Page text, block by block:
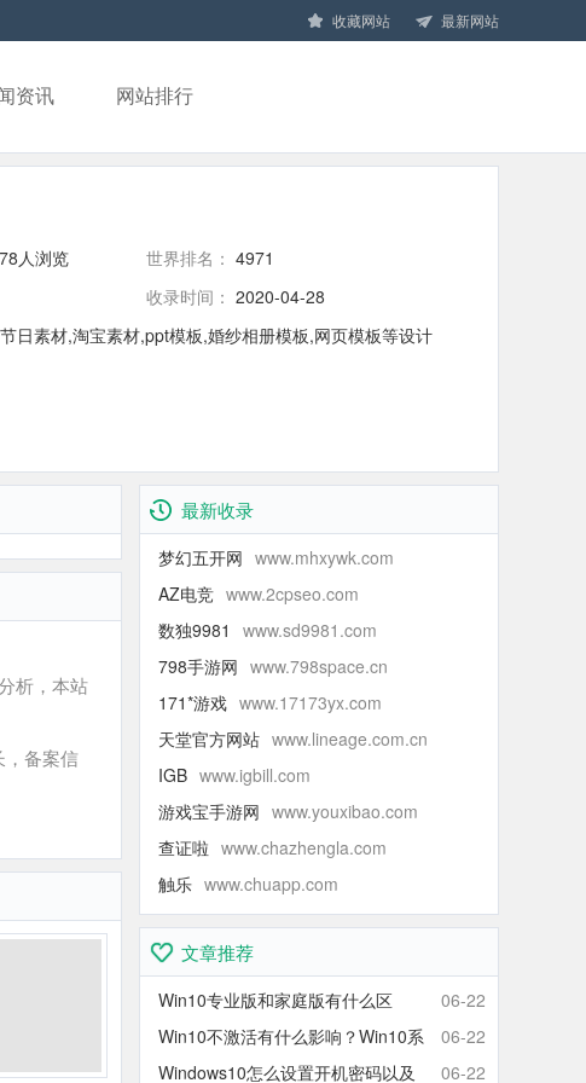
收藏网站 最新网站
资讯 网站排行
人浏览 世界排名： 4971
收录时间： 2020-04-28
日素材,淘宝素材,ppt模板,婚纱相册模板,网页模板等设计
析，本站
备案信
最新收录
梦幻五开网 www.mhxywk.com
AZ电竞 www.2cpseo.com
数独9981
www.sd9981.com
798手游网 www.798space.cn
171*游戏 www.17173yx.com
天堂官方网站 www.lineage.com.cn
IGB www.igbill.com
游戏宝手游网 www.youxibao.com
查证啦 www.chazhengla.com
触乐 www.chuapp.com
文章推荐
Win10专业版和家庭版有什么区
别？Win10家庭版和专业版区别对
比
06-22
Win10不激活有什么影响？Win10系
统不激活可以使用吗？会卡吗？
06-22
Windows10怎么设置开机密码以及
06-22